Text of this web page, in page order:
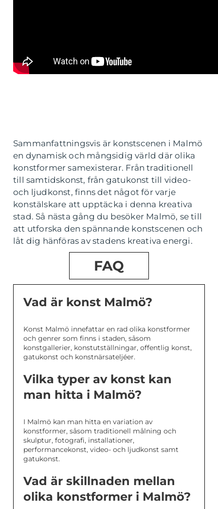
Sammanfattningsvis är konstscenen i Malmö
en dynamisk och mångsidig värld där olika
konstformer samexisterar. Från traditionell
till samtidskonst, från gatukonst till video-
och ljudkonst, finns det något för varje
konstälskare att upptäcka i denna kreativa
stad. Så nästa gång du besöker Malmö, se till
att utforska den spännande konstscenen och
låt dig hänföras av stadens kreativa energi.
FAQ
Vad är konst Malmö?
Konst Malmö innefattar en rad olika konstformer
och genrer som finns i staden, såsom
konstgallerier, konstutställningar, offentlig konst,
gatukonst och konstnärsateljéer.
Vilka typer av konst kan
man hitta i Malmö?
I Malmö kan man hitta en variation av
konstformer, såsom traditionell målning och
skulptur, fotografi, installationer,
performancekonst, video- och ljudkonst samt
gatukonst.
Vad är skillnaden mellan
olika konstformer i Malmö?